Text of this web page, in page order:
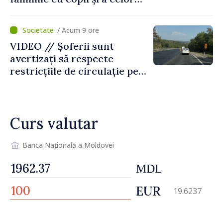
temporară de muncă
/ Acum 9 ore
VIDEO // Șoferii sunt
avertizați să respecte
restricțiile de circulație pe
Curs valutar
Banca Națională a Moldovei
MDL
EUR 19.6237